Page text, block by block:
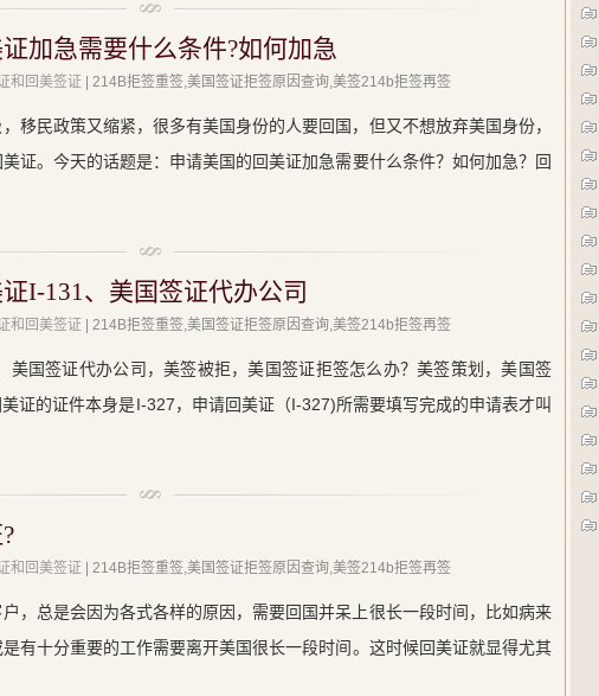
加急需要什么条件?如何加急
和回美签证 | 214B拒签重签,美国签证拒签原因查询,美签214b拒签再签
移民政策又缩紧，很多有美国身份的人要回国，但又不想放弃美国身份，
证。今天的话题是：申请美国的回美证加急需要什么条件？如何加急？回
I-131、美国签证代办公司
和回美签证 | 214B拒签重签,美国签证拒签原因查询,美签214b拒签再签
美国签证代办公司，美签被拒，美国签证拒签怎么办？美签策划，美国签
证的证件本身是I-327，申请回美证（I-327)所需要填写完成的申请表才叫
和回美签证 | 214B拒签重签,美国签证拒签原因查询,美签214b拒签再签
，总是会因为各式各样的原因，需要回国并呆上很长一段时间，比如病来
有十分重要的工作需要离开美国很长一段时间。这时候回美证就显得尤其